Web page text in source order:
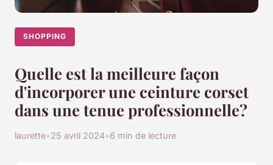
SHOPPING
Quelle est la meilleure façon
d'incorporer une ceinture corset
dans une tenue professionnelle?
laurette•25 avril 2024•6 min de lecture